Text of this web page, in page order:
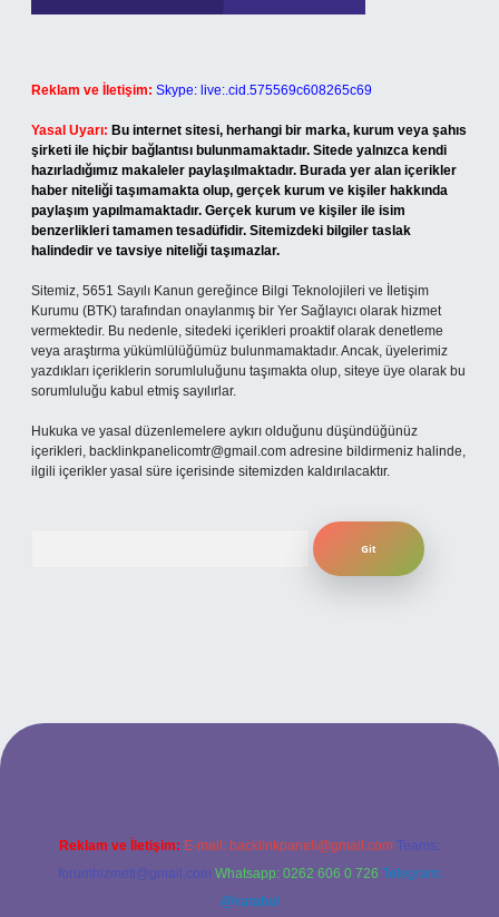
Reklam ve İletişim: Skype: live:.cid.575569c608265c69
Yasal Uyarı: Bu internet sitesi, herhangi bir marka, kurum veya şahıs
şirketi ile hiçbir bağlantısı bulunmamaktadır. Sitede yalnızca kendi
hazırladığımız makaleler paylaşılmaktadır. Burada yer alan içerikler
haber niteliği taşımamakta olup, gerçek kurum ve kişiler hakkında
paylaşım yapılmamaktadır. Gerçek kurum ve kişiler ile isim
benzerlikleri tamamen tesadüfidir. Sitemizdeki bilgiler taslak
halindedir ve tavsiye niteliği taşımazlar.
Sitemiz, 5651 Sayılı Kanun gereğince Bilgi Teknolojileri ve İletişim
Kurumu (BTK) tarafından onaylanmış bir Yer Sağlayıcı olarak hizmet
vermektedir. Bu nedenle, sitedeki içerikleri proaktif olarak denetleme
veya araştırma yükümlülüğümüz bulunmamaktadır. Ancak, üyelerimiz
yazdıkları içeriklerin sorumluluğunu taşımakta olup, siteye üye olarak bu
sorumluluğu kabul etmiş sayılırlar.
Hukuka ve yasal düzenlemelere aykırı olduğunu düşündüğünüz
içerikleri, backlinkpanelicomtr@gmail.com adresine bildirmeniz halinde,
ilgili içerikler yasal süre içerisinde sitemizden kaldırılacaktır.
giriş adresi
Reklam ve İletişim: E-mail: backlinkpaneli@gmail.com Teams:
forumhizmeti@gmail.com Whatsapp: 0262 606 0 726 Telegram:
@karabul